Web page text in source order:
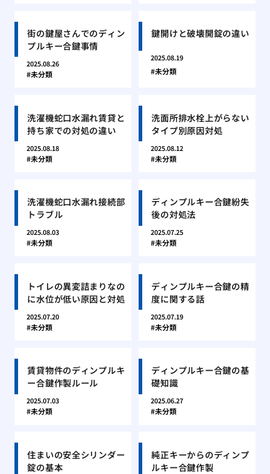
街の鍵屋さんでのディン
プルキー合鍵事情
2025.08.26
未分類
鍵開けと破壊開錠の違い
2025.08.19
未分類
洗濯機蛇口水漏れ賃貸と
持ち家での対処の違い
2025.08.18
未分類
洗面所排水栓上がらない
タイプ別原因対処
2025.08.12
未分類
洗濯機蛇口水漏れ接続部
トラブル
2025.08.03
未分類
ディンプルキー合鍵紛失
後の対処法
2025.07.25
未分類
トイレの異変詰まりなの
に水位が低い原因と対処
2025.07.20
未分類
ディンプルキー合鍵の精
度に関する話
2025.07.19
未分類
賃貸物件のディンプルキ
ー合鍵作製ルール
2025.07.03
未分類
ディンプルキー合鍵の基
礎知識
2025.06.27
未分類
住まいの安全シリンダー
錠の基本
純正キーからのディンプ
ルキー合鍵作製